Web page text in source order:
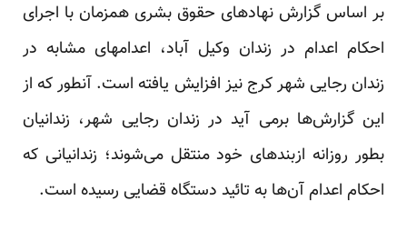
بر اساس گزارش نهادهای حقوق بشری همزمان با اجرای
احکام اعدام در زندان وکیل آباد، اعدامهای مشابه در
زندان رجایی شهر کرج نیز افزایش یافتە است. آنطور که از
این گزارش‌ها برمی آید در زندان رجایی شهر، زندانیان
بطور روزانە ازبندهای خود منتقل می‌شوند؛ زندانیانی که
احکام اعدام آن‌ها به تائید دستگاه قضایی رسیده است.